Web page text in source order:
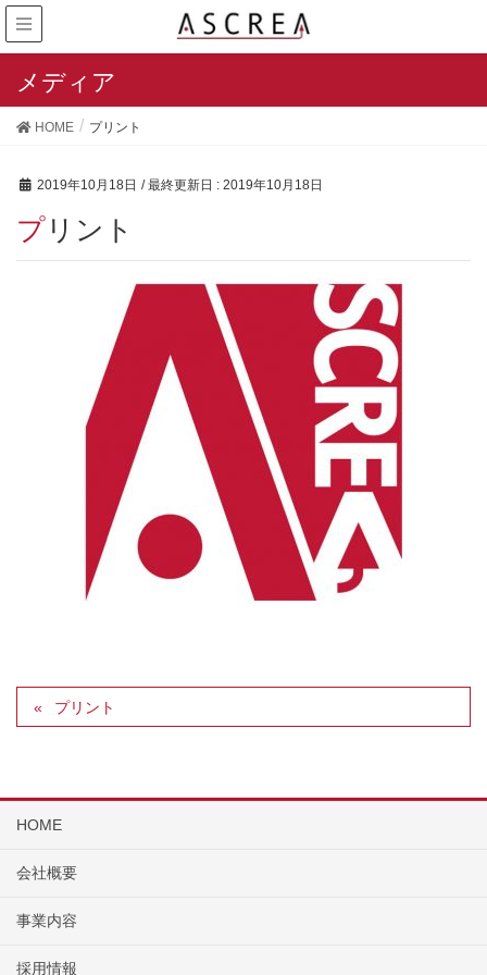
メディア
HOME プリント
2019年10月18日 / 最終更新日 : 2019年10月18日
プリント
プリント
HOME
会社概要
事業内容
採用情報